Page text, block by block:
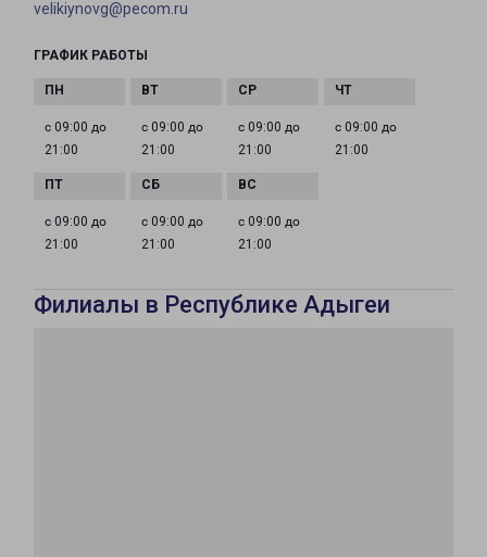
velikiynovg@pecom.ru
ГРАФИК РАБОТЫ
с 09:00 до
21:00
с 09:00 до
21:00
с 09:00 до
21:00
с 09:00 до
21:00
с 09:00 до
21:00
с 09:00 до
21:00
с 09:00 до
21:00
Филиалы в Республике Адыгеи